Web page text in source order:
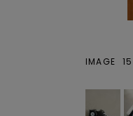
IMAGE 15